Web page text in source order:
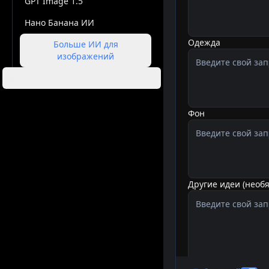
Нано Банана ИИ
Больше ИИ для
изображений
Одежда
Фон
Другие идеи